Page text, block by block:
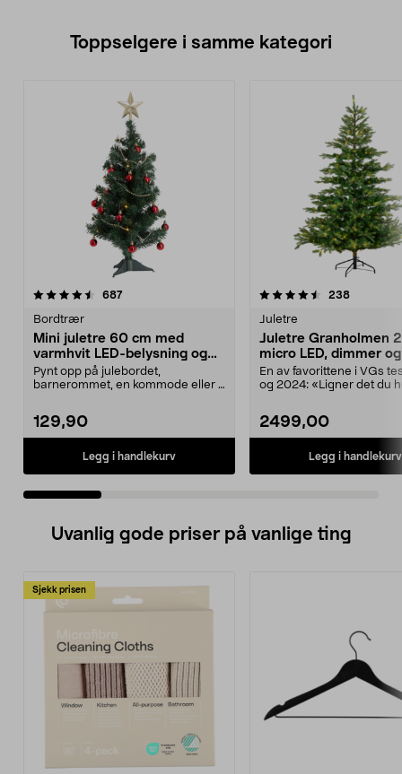
Toppselgere i samme kategori
687anmeldelser
Bordtrær
Mini juletre 60 cm med
varmhvit LED-belysning og
pynt
Pynt opp på julebordet,
barnerommet, en kommode eller i
129,90
Legg i handlekurv
4.5 av 5 stjerner 238
Juletre
Juletre Granholmen
micro LED, dimmer
En av favorittene i VGs
og 2024: «Ligner det du
2499,00
Legg i handlekurv
4.5 av 5 stjerner
Uvanlig gode priser på vanlige ting
Sjekk prisen